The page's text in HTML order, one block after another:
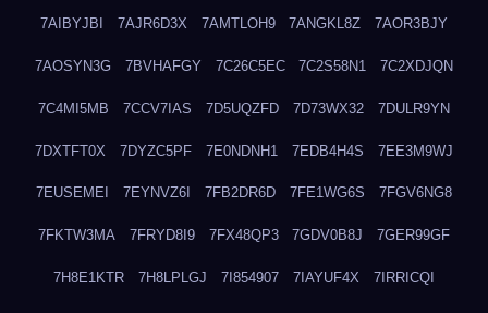
7AIBYJBI 7AJR6D3X 7AMTLOH9 7ANGKL8Z 7AOR3BJY
7AOSYN3G 7BVHAFGY 7C26C5EC 7C2S58N1 7C2XDJQN
7C4MI5MB 7CCV7IAS 7D5UQZFD 7D73WX32 7DULR9YN
7DXTFT0X 7DYZC5PF 7E0NDNH1 7EDB4H4S 7EE3M9WJ
7EUSEMEI 7EYNVZ6I 7FB2DR6D 7FE1WG6S 7FGV6NG8
7FKTW3MA 7FRYD8I9 7FX48QP3 7GDV0B8J 7GER99GF
7H8E1KTR 7H8LPLGJ 7I854907 7IAYUF4X 7IRRICQI